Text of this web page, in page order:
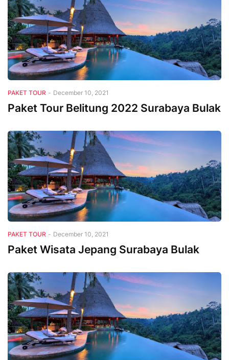
PAKET TOUR - December 10, 2021
Paket Tour Belitung 2022 Surabaya Bulak
PAKET TOUR - December 10, 2021
Paket Wisata Jepang Surabaya Bulak